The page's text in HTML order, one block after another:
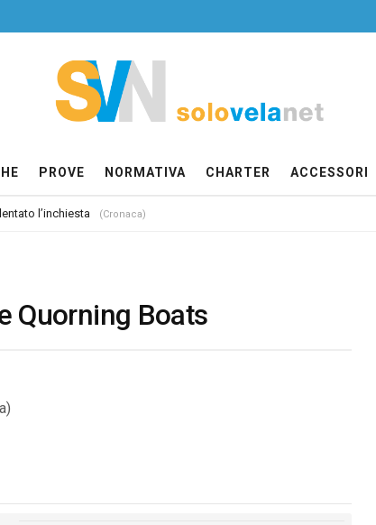
PROVE NORMATIVA CHARTER ACCESSORI
l’inchiesta (Cronaca)
Quorning Boats